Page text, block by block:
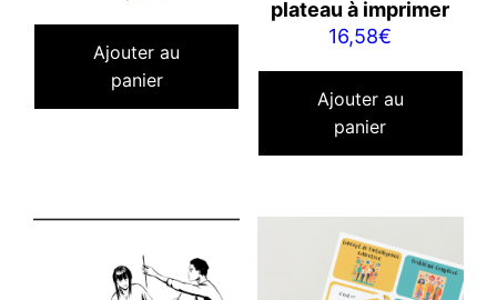
Ajouter au
panier
plateau à imprimer
16,58€
Ajouter au
panier